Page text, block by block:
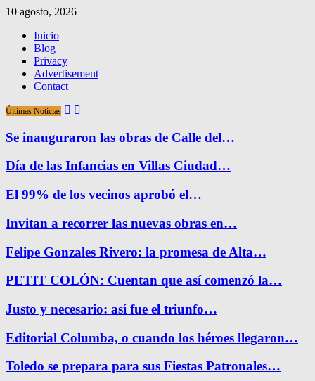
10 agosto, 2026
Inicio
Blog
Privacy
Advertisement
Contact
Últimas Noticias
Se inauguraron las obras de Calle del…
Día de las Infancias en Villas Ciudad…
El 99% de los vecinos aprobó el…
Invitan a recorrer las nuevas obras en…
Felipe Gonzales Rivero: la promesa de Alta…
PETIT COLÓN: Cuentan que así comenzó la…
Justo y necesario: así fue el triunfo…
Editorial Columba, o cuando los héroes llegaron…
Toledo se prepara para sus Fiestas Patronales…